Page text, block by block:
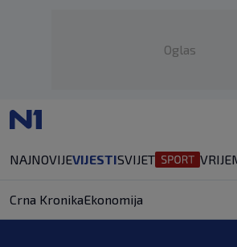
Oglas
NAJNOVIJEVIJESTISVIJET
Crna KronikaEkonomija